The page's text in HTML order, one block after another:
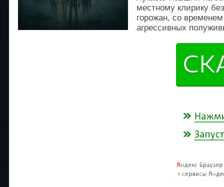
местному клирику
горожан, со
агрессивных